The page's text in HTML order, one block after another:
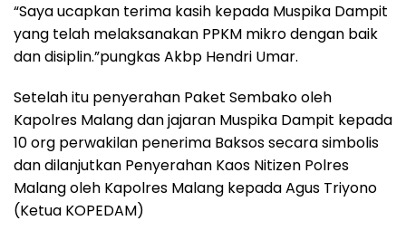
“Saya ucapkan terima kasih kepada Muspika Dampit
yang telah melaksanakan PPKM mikro dengan baik
dan disiplin.”pungkas Akbp Hendri Umar.
Setelah itu penyerahan Paket Sembako oleh
Kapolres Malang dan jajaran Muspika Dampit kepada
10 org perwakilan penerima Baksos secara simbolis
dan dilanjutkan Penyerahan Kaos Nitizen Polres
Malang oleh Kapolres Malang kepada Agus Triyono
(Ketua KOPEDAM)